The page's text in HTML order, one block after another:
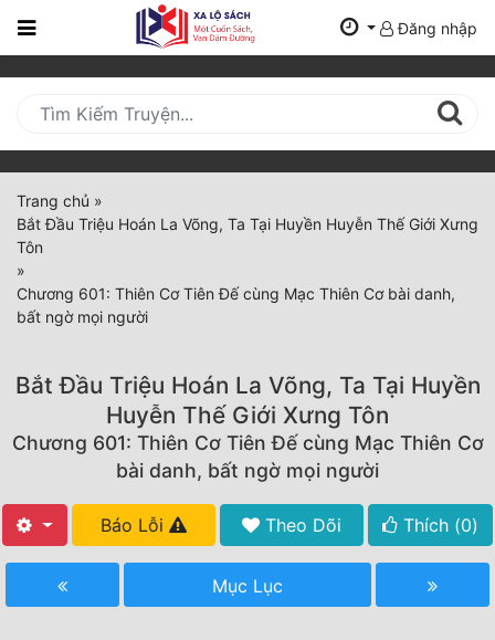
Trang
Mới
Cập
Nhật
(current)
BXH
Thể Loại
Truyện Mới Ra
Hoàn Thành
Free
Đăng nhập
Trang chủ »
Bắt Đầu Triệu Hoán La Võng, Ta Tại Huyền Huyễn Thế Giới Xưng
Tôn
»
Chương 601: Thiên Cơ Tiên Đế cùng Mạc Thiên Cơ bài danh,
bất ngờ mọi người
Bắt Đầu Triệu Hoán La Võng, Ta Tại Huyền
Huyễn Thế Giới Xưng Tôn
Chương 601: Thiên Cơ Tiên Đế cùng Mạc Thiên Cơ
bài danh, bất ngờ mọi người
Báo Lỗi Theo Dõi Thích (0)
Mục Lục